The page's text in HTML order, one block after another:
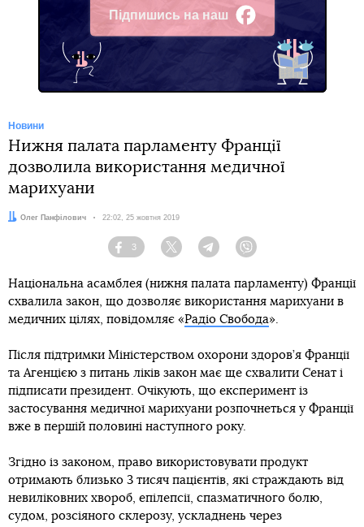
Підпишись на наш
Facebook
Новини
Нижня палата парламенту Франції
дозволила використання медичної
марихуани
Автор:
Олег Панфілович Дата:
22:02, 25 жовтня 2019
Facebook
3
Twitter TelegramViber
Національна асамблея (нижня палата парламенту) Франції
схвалила закон, що дозволяє використання марихуани в
медичних цілях, повідомляє «Радіо Свобода».
Після підтримки Міністерством охорони здоров’я Франції
та Агенцією з питань ліків закон має ще схвалити Сенат і
підписати президент. Очікують, що експеримент із
застосування медичної марихуани розпочнеться у Франції
вже в першій половині наступного року.
Згідно із законом, право використовувати продукт
отримають близько 3 тисяч пацієнтів, які страждають від
невиліковних хвороб, епілепсії, спазматичного болю,
судом, розсіяного склерозу, ускладнень через